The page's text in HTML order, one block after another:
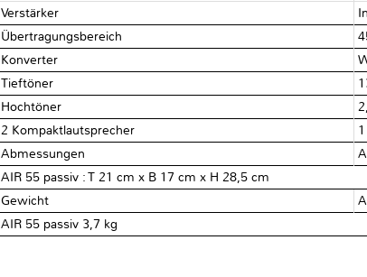
Verstärker
Übertragungsbereich
Konverter
Tieftöner
Hochtöner
2 Kompaktlautsprecher
Abmessungen
AIR 55 passiv : T 21 cm x B 17 cm x H 28,5 cm
Gewicht
AIR 55 passiv 3,7 kg